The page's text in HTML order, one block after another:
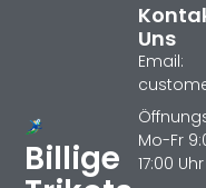
Billige
Uns
Email:
Mo-Fr
17:00 Uhr